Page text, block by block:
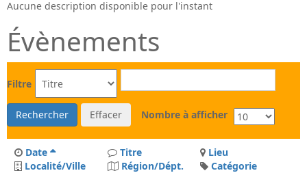
Aucune description disponible pour l'instant
Évènements
Filtre
Rechercher Effacer Nombre à afficher
Date Titre
Lieu
Localité/Ville
Région/Dépt. Catégorie